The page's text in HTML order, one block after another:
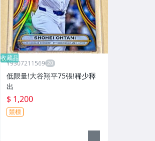
收藏品
Y9307211569
低限量!大谷翔平75張!稀少釋
出
$ 1,200
競標